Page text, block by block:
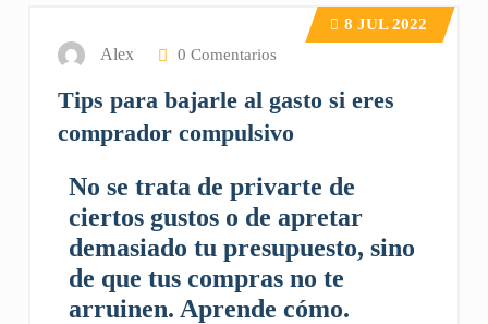
8 JUL 2022
Alex 0 Comentarios
Tips para bajarle al gasto si eres
comprador compulsivo
No se trata de privarte de
ciertos gustos o de apretar
demasiado tu presupuesto, sino
de que tus compras no te
arruinen. Aprende cómo.